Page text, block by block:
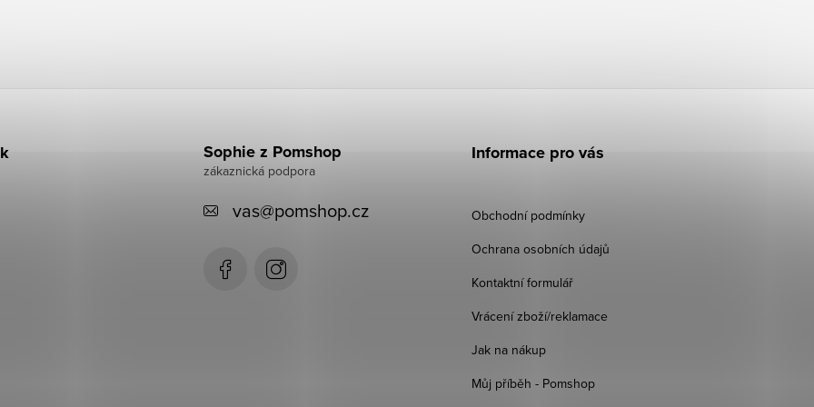
Sophie z Pomshop
vas@pomshop.cz
Informace pro vás
Obchodní podmínky
Ochrana osobních údajů
Kontaktní formulář
Vrácení zboží/reklamace
Jak na nákup
Můj příběh - Pomshop